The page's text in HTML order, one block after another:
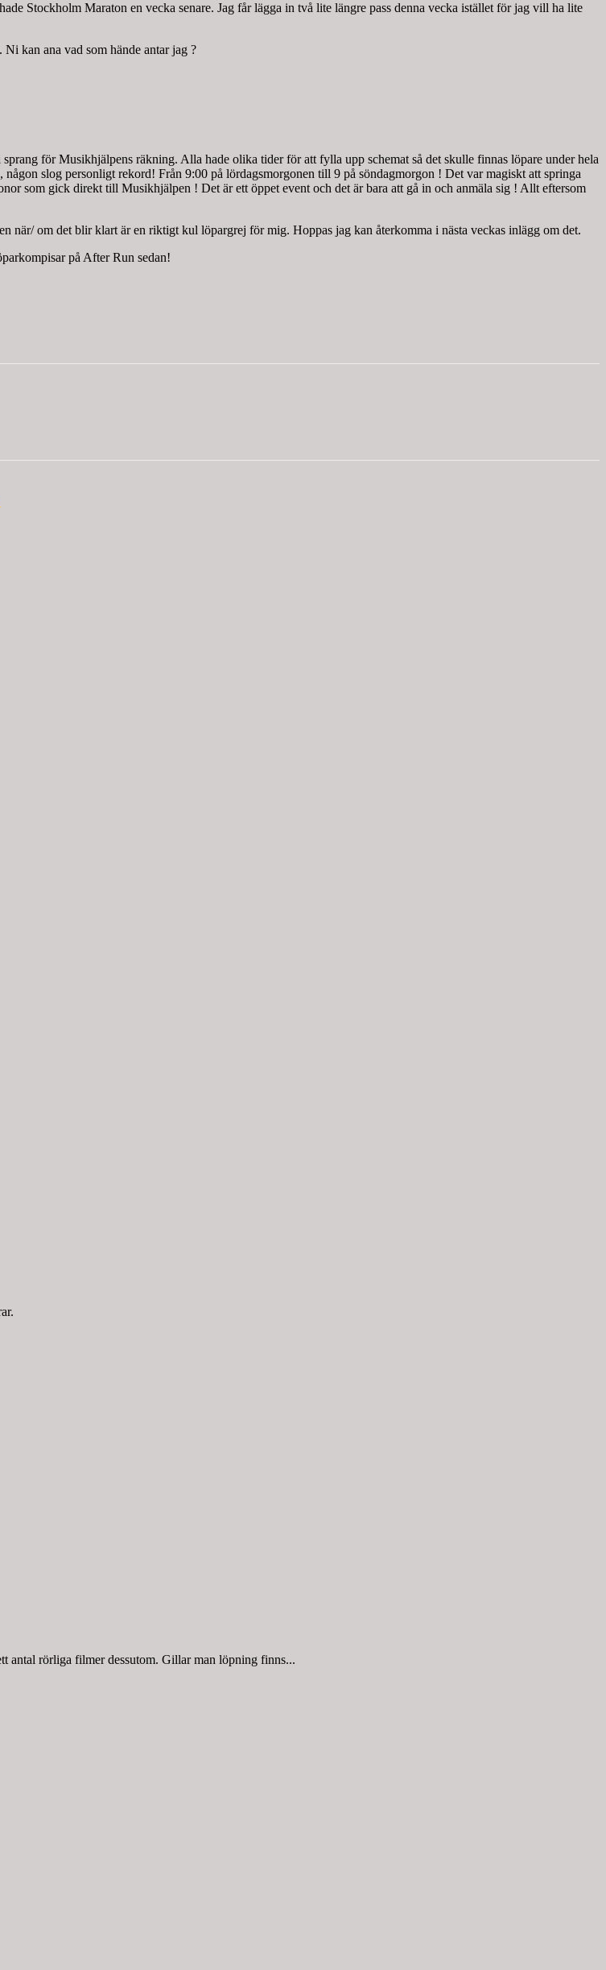
Stockholm Maraton en vecka senare. Jag får lägga in två lite längre pass denna vecka istället för jag vill ha lite
kan ana vad som hände antar jag ?
för Musikhjälpens räkning. Alla hade olika tider för att fylla upp schemat så det skulle finnas löpare under hela
slog personligt rekord! Från 9:00 på lördagsmorgonen till 9 på söndagmorgon ! Det var magiskt att springa
som gick direkt till Musikhjälpen ! Det är ett öppet event och det är bara att gå in och anmäla sig ! Allt eftersom
när/ om det blir klart är en riktigt kul löpargrej för mig. Hoppas jag kan återkomma i nästa veckas inlägg om det.
på After Run sedan!
antal rörliga filmer dessutom. Gillar man löpning finns...